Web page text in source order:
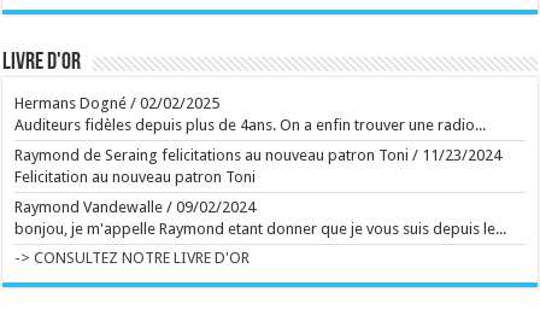
Manèges féeriques au Festival de Chassepierre
Ecrit le 07/08 15:51
La série d'animation signée Ricky Gervais, bien
campée, tourne toutefois en rond, à l'image de ses
matous virils, grivois et désoeuvrés. ...
Et sur la route de Reims, Bartoli sort du gâteau
Capuano et Kosky signent un Rossini brillamment
délirant ...
Ecrit le 07/08 13:01
Retour aux sources de l'Art brut, à Lausanne, avec
de grands artistes venus des marges
La collection de l'Art brut, créée par Dubuffet, fête
ses 50 ans. L'occasion aussi de découvrir la très
Livre d'or
Hermans Dogné /02/02/2025
Auditeurs fidèles depuis plus de 4ans. On a enfin trouver une radio...
Raymond de Seraing felicitations au nouveau patron Toni / 11/23/2024
Felicitation au nouveau patron Toni
Raymond Vandewalle /09/02/2024
bonjou, je m'appelle Raymond etant donner que je vous suis depuis le...
-> CONSULTEZ NOTRE LIVRE D'OR